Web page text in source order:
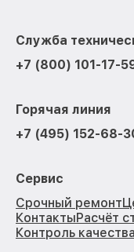
Служба
+7 (800) 101-17-
Горячая линия
+7 (495) 152-68-
Сервис
Срочный ремонт
КонтактыРасчёт
Контроль качества